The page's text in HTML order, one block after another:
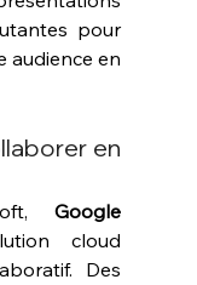
pour
audience en
en
Google
cloud
Des